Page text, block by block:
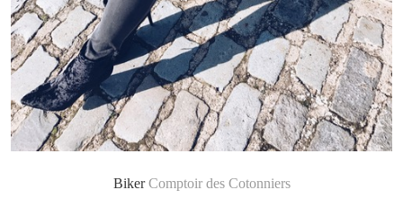
BikerComptoir des Cotonniers